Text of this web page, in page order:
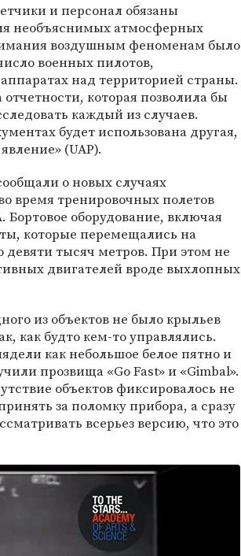
и персонал обязаны
необъяснимых атмосферных
воздушным феноменам было
военных пилотов,
над территорией страны.
которая позволила бы
каждый из случаев.
будет использована другая,
(UAP).
о новых случаях
время тренировочных полетов
оборудование, включая
которые перемещались на
девяти тысяч метров. При этом не
двигателей вроде выхлопных
из объектов не было крыльев
как будто кем-то управлялись.
как небольшое белое пятно и
прозвища «Go Fast» и «Gimbal».
объектов фиксировалось не
за поломку прибора, а сразу
всерьез версию, что это